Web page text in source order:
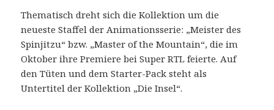
Thematisch dreht sich die Kollektion um die
neueste Staffel der Animationsserie: „Meister des
Spinjitzu“ bzw. „Master of the Mountain“, die im
Oktober ihre Premiere bei Super RTL feierte. Auf
den Tüten und dem Starter-Pack steht als
Untertitel der Kollektion „Die Insel“.